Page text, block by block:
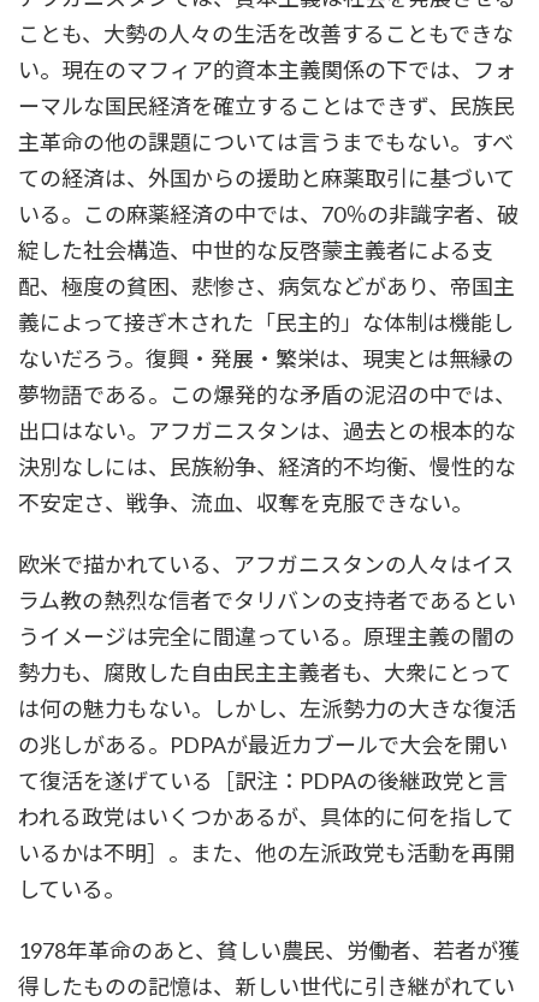
ことも、大勢の人々の生活を改善することもできな
い。現在のマフィア的資本主義関係の下では、フォ
ーマルな国民経済を確立することはできず、民族民
主革命の他の課題については言うまでもない。すべ
ての経済は、外国からの援助と麻薬取引に基づいて
いる。この麻薬経済の中では、70％の非識字者、破
綻した社会構造、中世的な反啓蒙主義者による支
配、極度の貧困、悲惨さ、病気などがあり、帝国主
義によって接ぎ木された「民主的」な体制は機能し
ないだろう。復興・発展・繁栄は、現実とは無縁の
夢物語である。この爆発的な矛盾の泥沼の中では、
出口はない。アフガニスタンは、過去との根本的な
決別なしには、民族紛争、経済的不均衡、慢性的な
不安定さ、戦争、流血、収奪を克服できない。
欧米で描かれている、アフガニスタンの人々はイス
ラム教の熱烈な信者でタリバンの支持者であるとい
うイメージは完全に間違っている。原理主義の闇の
勢力も、腐敗した自由民主主義者も、大衆にとって
は何の魅力もない。しかし、左派勢力の大きな復活
の兆しがある。PDPAが最近カブールで大会を開い
て復活を遂げている［訳注：PDPAの後継政党と言
われる政党はいくつかあるが、具体的に何を指して
いるかは不明］。また、他の左派政党も活動を再開
している。
1978年革命のあと、貧しい農民、労働者、若者が獲
得したものの記憶は、新しい世代に引き継がれてい